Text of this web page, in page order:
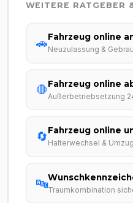
WEITERE RATGEBER
🚗Fahrzeug online
Neuzulassung &
🛑Fahrzeug online
Außerbetriebsetzung
🔄Fahrzeug online
Halterwechsel & Umzug
🔤Traumkombination